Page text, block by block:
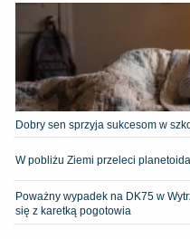
Dobry sen sprzyja sukcesom w
W pobliżu Ziemi przeleci planetoida
Poważny wypadek na DK75 w
się z karetką pogotowia